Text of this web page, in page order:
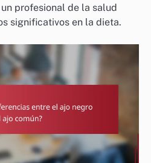
profesional de la salud
significativos en la dieta.